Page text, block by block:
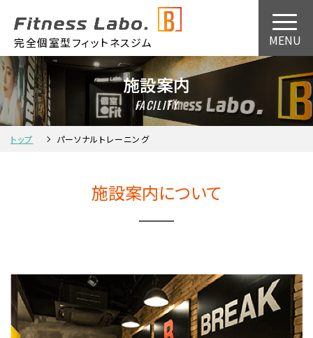
完全個室型フィットネスジム
施設案内
FACILITY
トップ パーソナルトレーニング
施設案内について